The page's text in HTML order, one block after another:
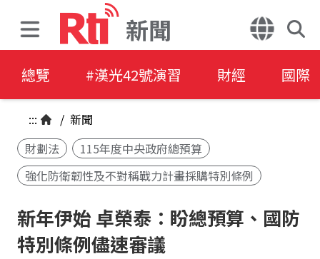
新聞
總覽 #漢光42號演習 財經 國際
::: / 新聞
財劃法
115年度中央政府總預算
強化防衛韌性及不對稱戰力計畫採購特別條例
新年伊始 卓榮泰：盼總預算、國防
特別條例儘速審議